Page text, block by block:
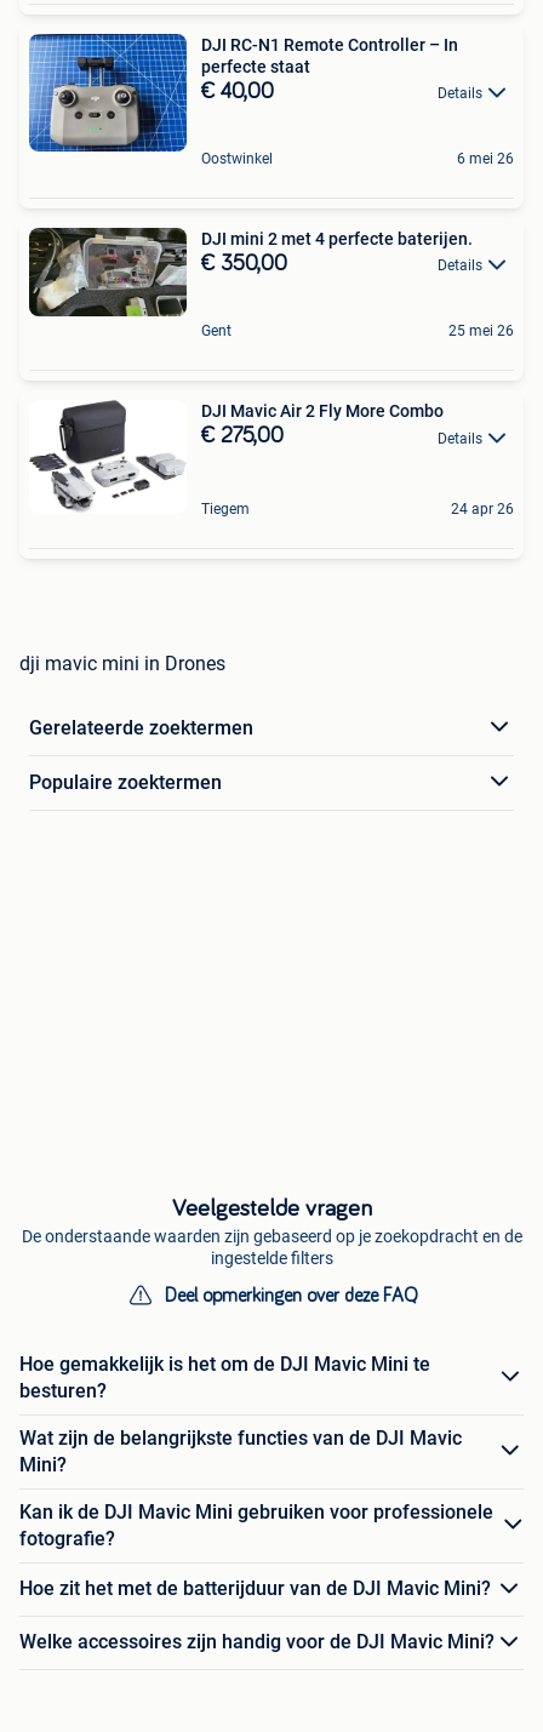
DJI RC-N1 Remote Controller – In
perfecte staat
€ 40,00 Details
Oostwinkel 6 mei 26
DJI mini 2 met 4 perfecte baterijen.
€ 350,00 Details
Gent 25 mei 26
DJI Mavic Air 2 Fly More Combo
€ 275,00 Details
Tiegem 24 apr 26
dji mavic mini in Drones
Gerelateerde zoektermen
Populaire zoektermen
Veelgestelde vragen
De onderstaande waarden zijn gebaseerd op je zoekopdracht en de
ingestelde filters
Deel opmerkingen over deze FAQ
Hoe gemakkelijk is het om de DJI Mavic Mini te
besturen?
Wat zijn de belangrijkste functies van de DJI Mavic
Mini?
Kan ik de DJI Mavic Mini gebruiken voor professionele
fotografie?
Hoe zit het met de batterijduur van de DJI Mavic Mini?
Welke accessoires zijn handig voor de DJI Mavic Mini?